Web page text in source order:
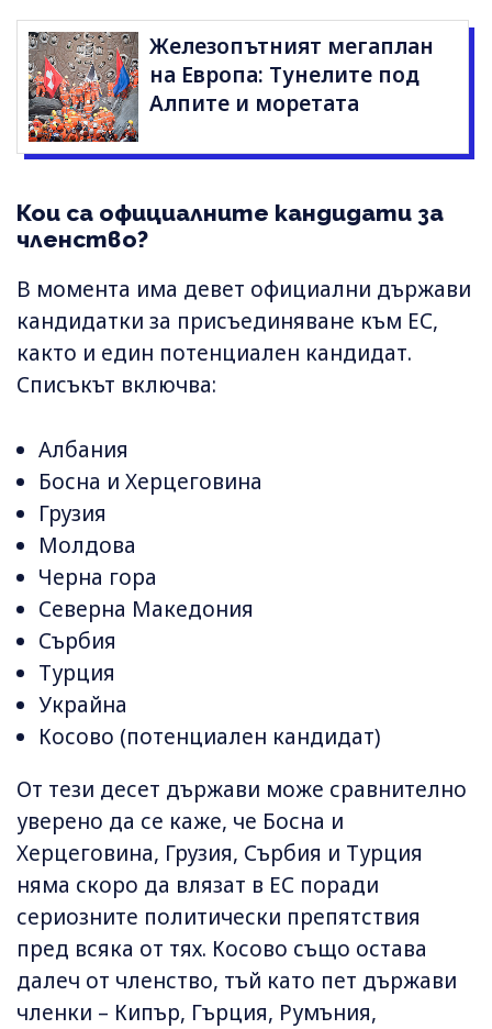
Железопътният мегаплан
на Европа: Тунелите под
Алпите и моретата
Кои са официалните кандидати за
членство?
В момента има девет официални държави
кандидатки за присъединяване към ЕС,
както и един потенциален кандидат.
Списъкът включва:
Албания
Босна и Херцеговина
Грузия
Молдова
Черна гора
Северна Македония
Сърбия
Турция
Украйна
Косово (потенциален кандидат)
От тези десет държави може сравнително
уверено да се каже, че Босна и
Херцеговина, Грузия, Сърбия и Турция
няма скоро да влязат в ЕС поради
сериозните политически препятствия
пред всяка от тях. Косово също остава
далеч от членство, тъй като пет държави
членки – Кипър, Гърция, Румъния,